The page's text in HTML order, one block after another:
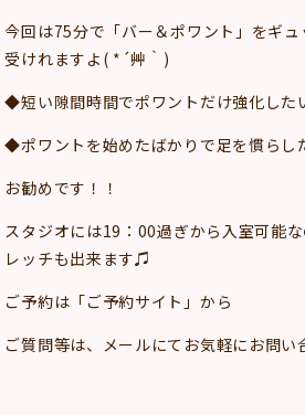
今回は75分で「バー＆ポワント」をギ
受けれますよ( *´艸｀)
◆短い隙間時間でポワントだけ強化した
◆ポワントを始めたばかりで足を慣らし
お勧めです！！
スタジオには19：00過ぎから入室可能
レッチも出来ます♫
ご予約は「ご予約サイト」から
ご質問等は、メールにてお気軽にお問い